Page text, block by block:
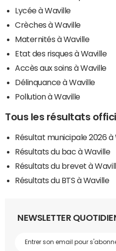
Lycée à Waville
Crèches à Waville
Maternités à Waville
Etat des risques à Waville
Accès aux soins à Waville
Délinquance à Waville
Pollution à Waville
Tous les résultats
Résultat municipale 2026 à
Résultats du bac à Waville
Résultats du brevet à
Résultats du BTS à Waville
NEWSLETTER